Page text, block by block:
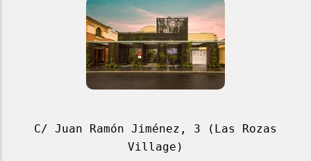
C/ Juan Ramón Jiménez, 3 (Las Rozas
Village)